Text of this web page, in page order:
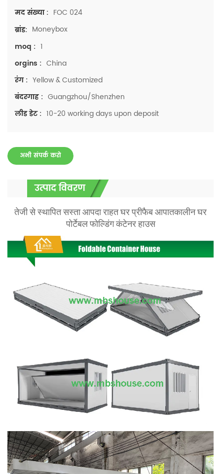
मद संख्या : FOC 024
ब्रांड: Moneybox
moq : 1
orgins : China
रंग : Yellow & Customized
बंदरगाह : Guangzhou/Shenzhen
लीड डेट : 10-20 working days upon deposit
अभी संपर्क करो
उत्पाद विवरण
तेजी से स्थापित सस्ता आपदा राहत घर प्रीफैब आपातकालीन घर
पोर्टेबल फोल्डिंग कंटेनर हाउस